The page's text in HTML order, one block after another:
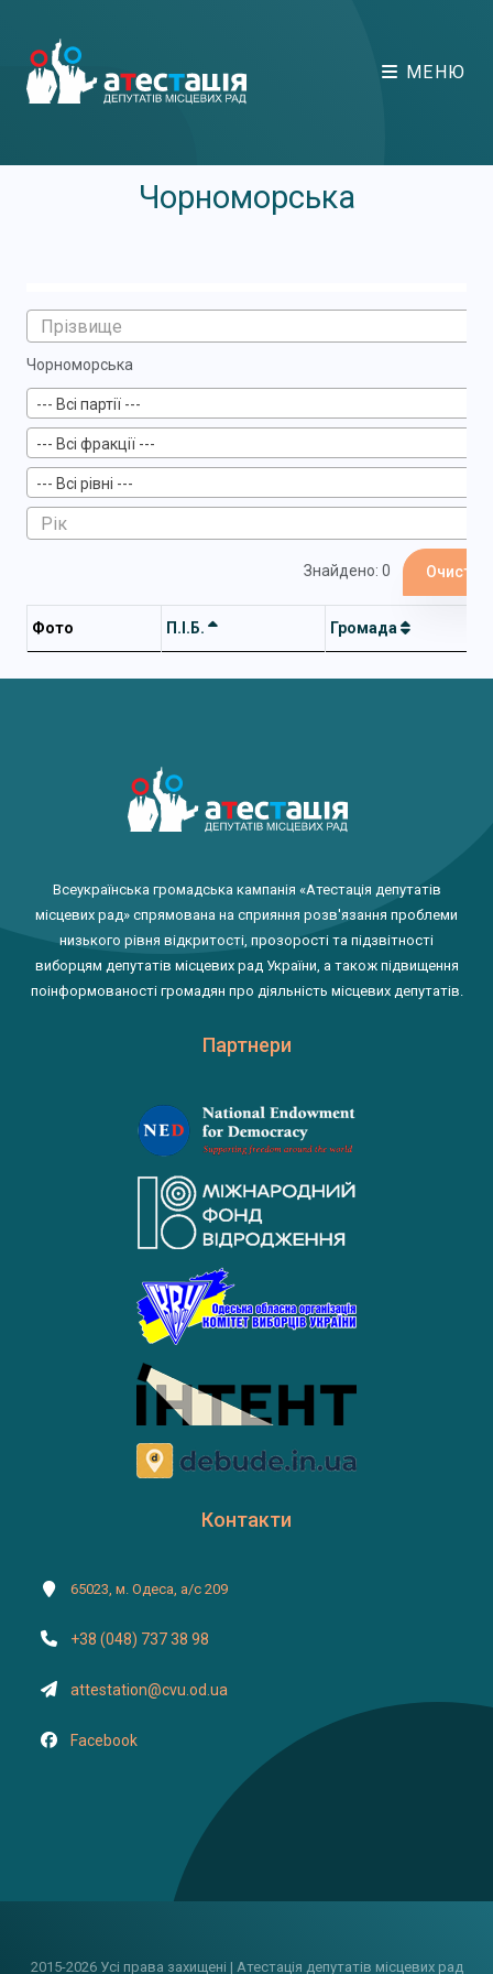
МЕНЮ
Чорноморська
Чорноморська
--- Всі партії ---
--- Всі фракції ---
--- Всі рівні ---
Знайдено: 0
Фото П.І.Б. Громада
Всеукраїнська громадська кампанія «Атестація депутатів
місцевих рад» спрямована на сприяння розв'язання проблеми
низького рівня відкритості, прозорості та підзвітності
виборцям депутатів місцевих рад України, а також підвищення
поінформованості громадян про діяльність місцевих депутатів.
Партнери
Контакти
65023, м. Одеса, а/с 209
+38 (048) 737 38 98
attestation@cvu.od.ua
Facebook
2015-2026 Усі права захищені | Атестація депутатів місцевих рад